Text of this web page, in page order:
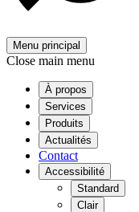
Menu principal
Close main menu
À propos
Services
Produits
Actualités
Contact
Accessibilité
Standard
Clair